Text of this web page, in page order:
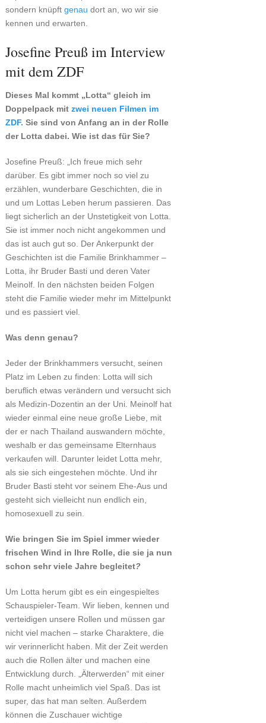
sondern knüpft genau dort an, wo wir sie
kennen und erwarten.
Josefine Preuß im Interview
mit dem ZDF
Dieses Mal kommt „Lotta“ gleich im
Doppelpack mit zwei neuen Filmen im
ZDF. Sie sind von Anfang an in der Rolle
der Lotta dabei. Wie ist das für Sie?
Josefine Preuß: „Ich freue mich sehr
darüber. Es gibt immer noch so viel zu
erzählen, wunderbare Geschichten, die in
und um Lottas Leben herum passieren. Das
liegt sicherlich an der Unstetigkeit von Lotta.
Sie ist immer noch nicht angekommen und
das ist auch gut so. Der Ankerpunkt der
Geschichten ist die Familie Brinkhammer –
Lotta, ihr Bruder Basti und deren Vater
Meinolf. In den nächsten beiden Folgen
steht die Familie wieder mehr im Mittelpunkt
und es passiert viel.
Was denn genau?
Jeder der Brinkhammers versucht, seinen
Platz im Leben zu finden: Lotta will sich
beruflich etwas verändern und versucht sich
als Medizin-Dozentin an der Uni. Meinolf hat
wieder einmal eine neue große Liebe, mit
der er nach Thailand auswandern möchte,
weshalb er das gemeinsame Elternhaus
verkaufen will. Darunter leidet Lotta mehr,
als sie sich eingestehen möchte. Und ihr
Bruder Basti steht vor seinem Ehe-Aus und
gesteht sich vielleicht nun endlich ein,
homosexuell zu sein.
Wie bringen Sie im Spiel immer wieder
frischen Wind in Ihre Rolle, die sie ja nun
schon sehr viele Jahre begleitet?
Um Lotta herum gibt es ein eingespieltes
Schauspieler-Team. Wir lieben, kennen und
verteidigen unsere Rollen und müssen gar
nicht viel machen – starke Charaktere, die
wir verinnerlicht haben. Mit der Zeit werden
auch die Rollen älter und machen eine
Entwicklung durch. „Älterwerden“ mit einer
Rolle macht unheimlich viel Spaß. Das ist
super, das hat man selten. Außerdem
können die Zuschauer wichtige